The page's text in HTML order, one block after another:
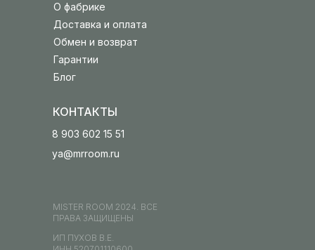
Блог
Гарантии
ИП ПУХОВ В.Е.
MISTER ROOM 2024. ВСЕ
ПРАВА ЗАЩИЩЕНЫ
Обмен и возврат
Доставка и оплата
О фабрике
КОНТАКТЫ
8 903 602 15 51
ya@mrroom.ru